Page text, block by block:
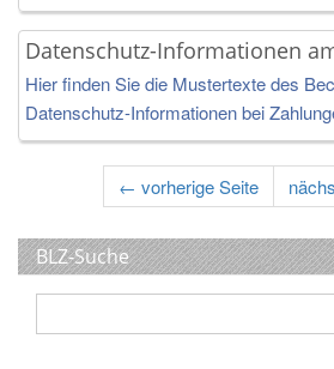
Datenschutz-Informationen
Hier finden Sie die Mustertexte des
Datenschutz-Informationen bei
← vorherige Seite
BLZ-Suche